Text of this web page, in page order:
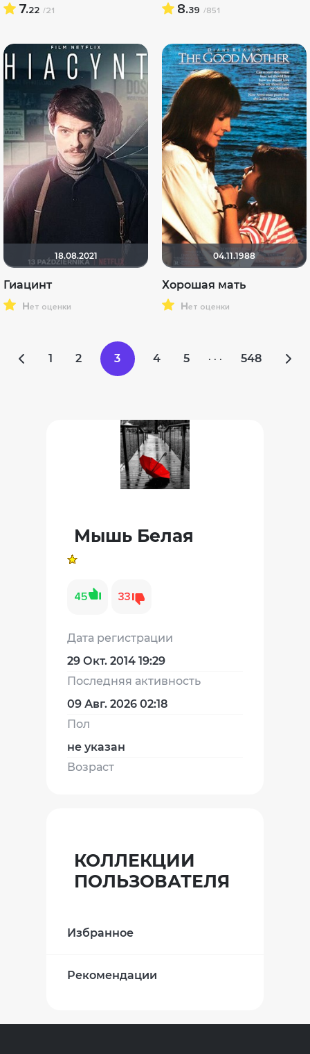
7.22 /21 8.39 /851
18.08.2021
Гиацинт
нет оценки
04.11.1988
Хорошая мать
нет оценки
1 2 3 4 5 · · · 548
Мышь Белая
45 33
Дата регистрации
29 Окт. 2014 19:29
Последняя активность
09 Авг. 2026 02:18
Пол
не указан
Возраст
КОЛЛЕКЦИИ
ПОЛЬЗОВАТЕЛЯ
Избранное
Рекомендации